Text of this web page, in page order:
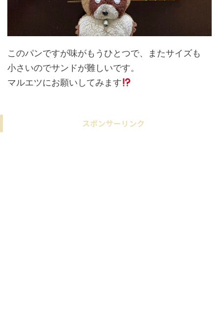
このパンですが味がもうひとつで、またサイズも
小さいのでサンドが難しいです。
マルエツにお願いしてみます
スポンサーリンク